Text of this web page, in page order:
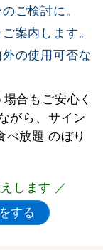
ご検討に。
案内します。
の使用可否な
合もご安心く
がら、サイン
放題 のぼり
します ／